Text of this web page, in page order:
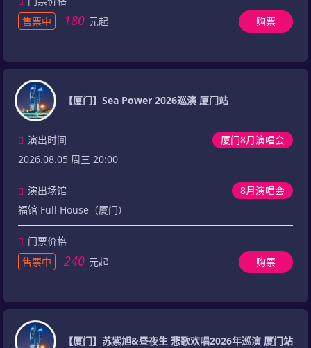
售票中
180 元起 购票
【厦门】Sea Power 2026巡演 厦门站
厦门8月演唱会
演出时间
2026.08.05 周三 20:00
8月演唱会
演出场馆
福馆 Full House（厦门）
门票价格
售票中
240 元起 购票
【厦门】苏紫旭&昼夜生 悲歌欢唱2026年巡演 厦门站